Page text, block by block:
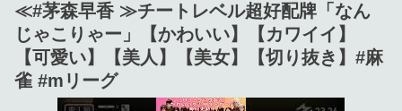
≪#茅森早香 ≫チートレベル超好配牌「なん
じゃこりゃー」【かわいい】【カワイイ】
【可愛い】【美人】【美女】【切り抜き】#麻
雀 #mリーグ